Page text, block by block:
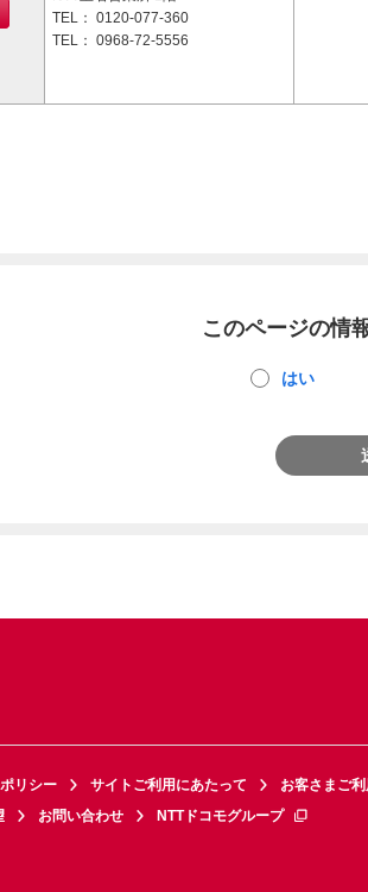
TEL： 0120-077-360
TEL： 0968-72-5556
このページの情
はい
リシー サイトご利用にあたって お客さまご
お問い合わせ NTTドコモグループ